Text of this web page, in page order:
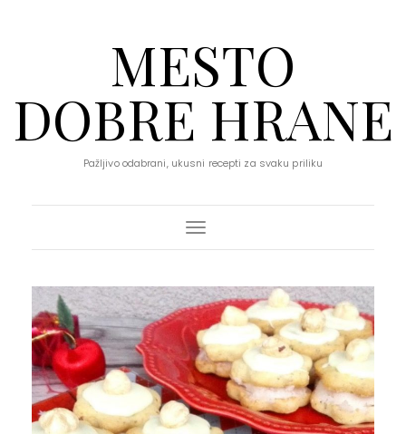
MESTO
DOBRE HRANE
Pažljivo odabrani, ukusni recepti za svaku priliku
Toggle Navigation